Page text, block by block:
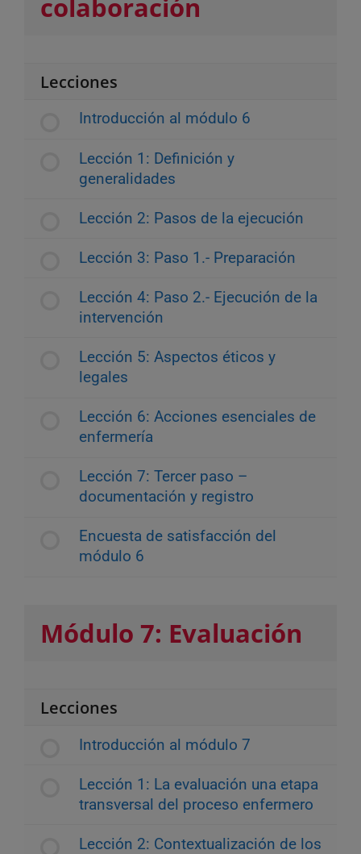
colaboración
Lecciones
Introducción al módulo 6
Lección 1: Definición y
generalidades
Lección 2: Pasos de la ejecución
Lección 3: Paso 1.- Preparación
Lección 4: Paso 2.- Ejecución de la
intervención
Lección 5: Aspectos éticos y
legales
Lección 6: Acciones esenciales de
enfermería
Lección 7: Tercer paso –
documentación y registro
Encuesta de satisfacción del
módulo 6
Módulo 7: Evaluación
Lecciones
Introducción al módulo 7
Lección 1: La evaluación una etapa
transversal del proceso enfermero
Lección 2: Contextualización de los